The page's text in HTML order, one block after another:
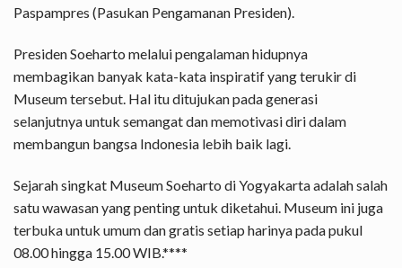
Paspampres (Pasukan Pengamanan Presiden).
Presiden Soeharto melalui pengalaman hidupnya
membagikan banyak kata-kata inspiratif yang terukir di
Museum tersebut. Hal itu ditujukan pada generasi
selanjutnya untuk semangat dan memotivasi diri dalam
membangun bangsa Indonesia lebih baik lagi.
Sejarah singkat Museum Soeharto di Yogyakarta adalah salah
satu wawasan yang penting untuk diketahui. Museum ini juga
terbuka untuk umum dan gratis setiap harinya pada pukul
08.00 hingga 15.00 WIB.****